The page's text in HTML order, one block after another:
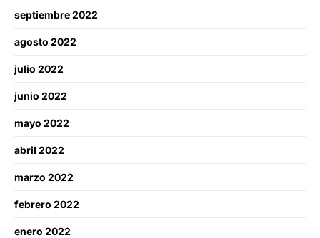
septiembre 2022
agosto 2022
julio 2022
junio 2022
mayo 2022
abril 2022
marzo 2022
febrero 2022
enero 2022